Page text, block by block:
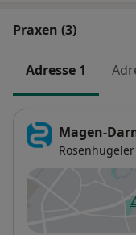
Sonografische
schmerzfreie
beispielsweise aus
mit einer dünnen
Praxen (3)
Adresse 1
Magen-
Rosenhügeler